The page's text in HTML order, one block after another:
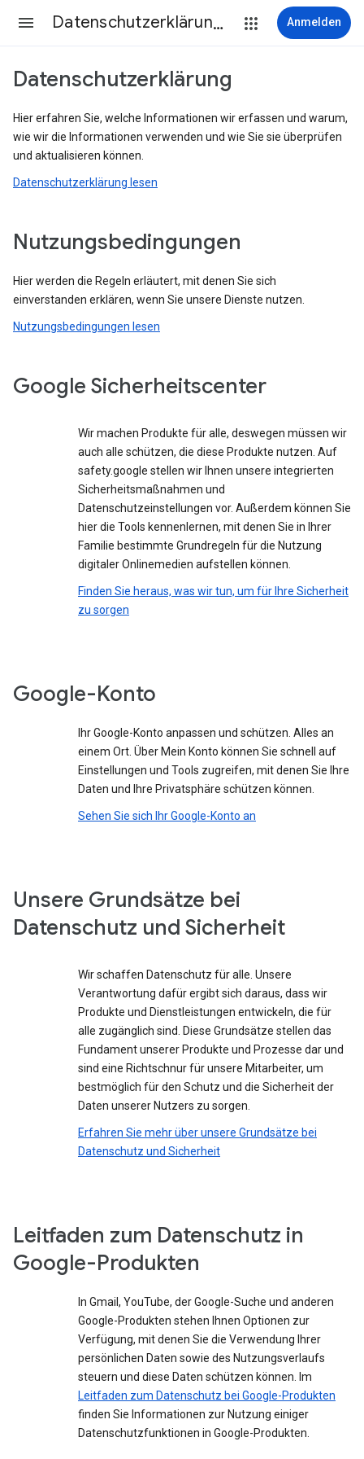
Datenschutzerklärung & Nutzungsbedingungen Anmelden
Datenschutzerklärung
Hier erfahren Sie, welche Informationen wir erfassen und warum,
wie wir die Informationen verwenden und wie Sie sie überprüfen
und aktualisieren können.
Datenschutzerklärung lesen
Nutzungsbedingungen
Hier werden die Regeln erläutert, mit denen Sie sich
einverstanden erklären, wenn Sie unsere Dienste nutzen.
Nutzungsbedingungen lesen
Google Sicherheitscenter
Wir machen Produkte für alle, deswegen müssen wir
auch alle schützen, die diese Produkte nutzen. Auf
safety.google stellen wir Ihnen unsere integrierten
Sicherheitsmaßnahmen und
Datenschutzeinstellungen vor. Außerdem können Sie
hier die Tools kennenlernen, mit denen Sie in Ihrer
Familie bestimmte Grundregeln für die Nutzung
digitaler Onlinemedien aufstellen können.
Finden Sie heraus, was wir tun, um für Ihre Sicherheit
zu sorgen
Google-Konto
Ihr Google-Konto anpassen und schützen. Alles an
einem Ort. Über Mein Konto können Sie schnell auf
Einstellungen und Tools zugreifen, mit denen Sie Ihre
Daten und Ihre Privatsphäre schützen können.
Sehen Sie sich Ihr Google-Konto an
Unsere Grundsätze bei
Datenschutz und Sicherheit
Wir schaffen Datenschutz für alle. Unsere
Verantwortung dafür ergibt sich daraus, dass wir
Produkte und Dienstleistungen entwickeln, die für
alle zugänglich sind. Diese Grundsätze stellen das
Fundament unserer Produkte und Prozesse dar und
sind eine Richtschnur für unsere Mitarbeiter, um
bestmöglich für den Schutz und die Sicherheit der
Daten unserer Nutzers zu sorgen.
Erfahren Sie mehr über unsere Grundsätze bei
Datenschutz und Sicherheit
Leitfaden zum Datenschutz in
Google-Produkten
In Gmail, YouTube, der Google-Suche und anderen
Google-Produkten stehen Ihnen Optionen zur
Verfügung, mit denen Sie die Verwendung Ihrer
persönlichen Daten sowie des Nutzungsverlaufs
steuern und diese Daten schützen können. Im
Leitfaden zum Datenschutz bei Google-Produkten
finden Sie Informationen zur Nutzung einiger
Datenschutzfunktionen in Google-Produkten.